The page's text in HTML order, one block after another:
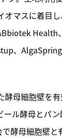
オマスに着目
Health、
、AlgaSpring
酵母細胞壁を
ール酵母とパ
酵母細胞壁と